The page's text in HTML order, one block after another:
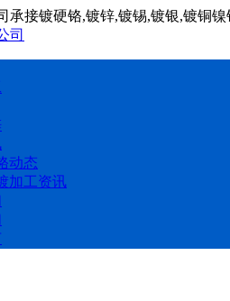
承接镀硬铬,镀锌,镀锡,镀银,镀铜
动态
加工资讯